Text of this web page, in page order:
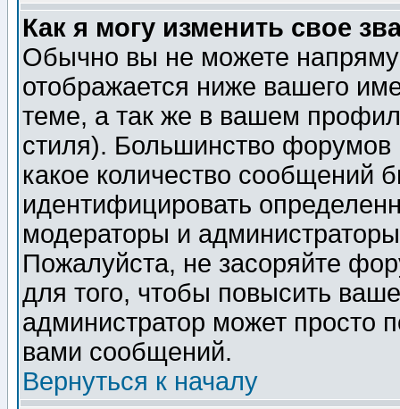
Как я могу изменить свое
Обычно вы не можете
отображается ниже вашего
теме, а так же в вашем
стиля). Большинство форумов
какое количество сообщений
идентифицировать
модераторы и
Пожалуйста, не засоряйте
для того, чтобы повысить
администратор может просто
вами сообщений.
Вернуться к началу